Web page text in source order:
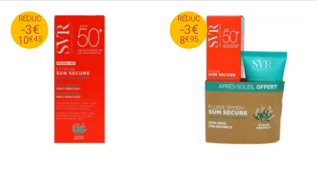
RÉDUC
-3€
10€45
13
€
45
10
€
45
RÉDUC
-3€
8€95
11
€
95
8
€
95